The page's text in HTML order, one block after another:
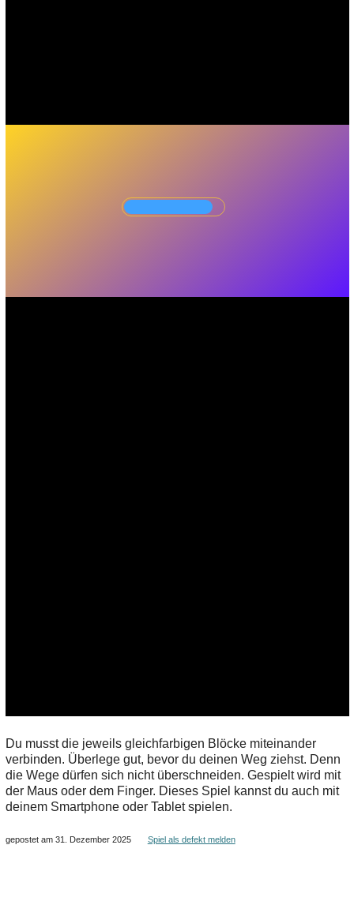
Du musst die jeweils gleichfarbigen Blöcke miteinander
verbinden. Überlege gut, bevor du deinen Weg ziehst. Denn
die Wege dürfen sich nicht überschneiden. Gespielt wird mit
der Maus oder dem Finger. Dieses Spiel kannst du auch mit
deinem Smartphone oder Tablet spielen.
gepostet am 31. Dezember 2025 Spiel als defekt melden